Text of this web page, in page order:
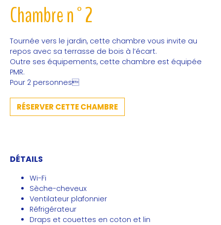
Chambre n°2
Tournée vers le jardin, cette chambre vous invite au
repos avec sa terrasse de bois à l’écart.
Outre ses équipements, cette chambre est équipée
PMR.
Pour 2 personnes
RÉSERVER CETTE CHAMBRE
DÉTAILS
Wi-Fi
Sèche-cheveux
Ventilateur plafonnier
Réfrigérateur
Draps et couettes en coton et lin